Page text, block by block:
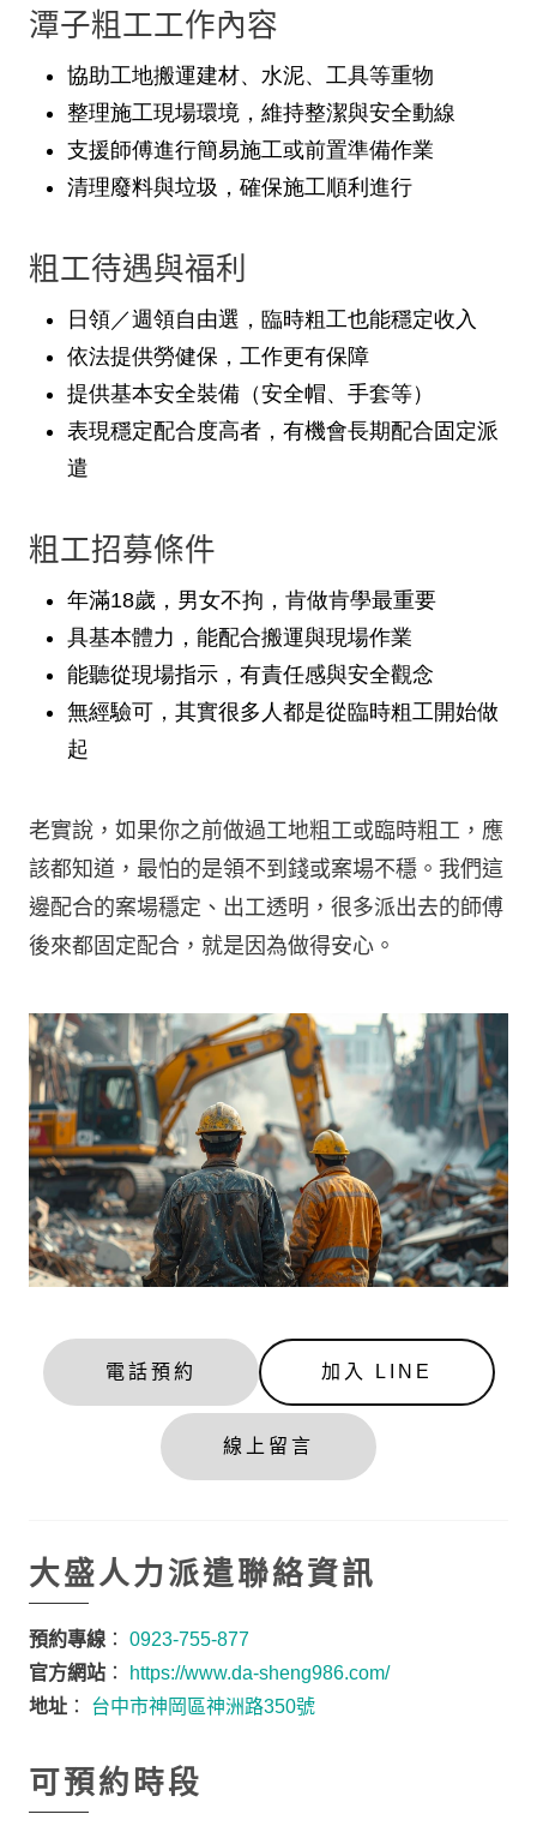
潭子粗工工作內容
協助工地搬運建材、水泥、工具等重物
整理施工現場環境，維持整潔與安全動線
支援師傅進行簡易施工或前置準備作業
清理廢料與垃圾，確保施工順利進行
粗工待遇與福利
日領／週領自由選，臨時粗工也能穩定收入
依法提供勞健保，工作更有保障
提供基本安全裝備（安全帽、手套等）
表現穩定配合度高者，有機會長期配合固定派
遣
粗工招募條件
年滿18歲，男女不拘，肯做肯學最重要
具基本體力，能配合搬運與現場作業
能聽從現場指示，有責任感與安全觀念
無經驗可，其實很多人都是從臨時粗工開始做
起
老實說，如果你之前做過工地粗工或臨時粗工，應
該都知道，最怕的是領不到錢或案場不穩。我們這
邊配合的案場穩定、出工透明，很多派出去的師傅
後來都固定配合，就是因為做得安心。
電話預約 加入 LINE
線上留言
大盛人力派遣聯絡資訊
預約專線 ： 0923-755-877
官方網站 ：
https://www.da-sheng986.com/
地址 ： 台中市神岡區神洲路350號
可預約時段